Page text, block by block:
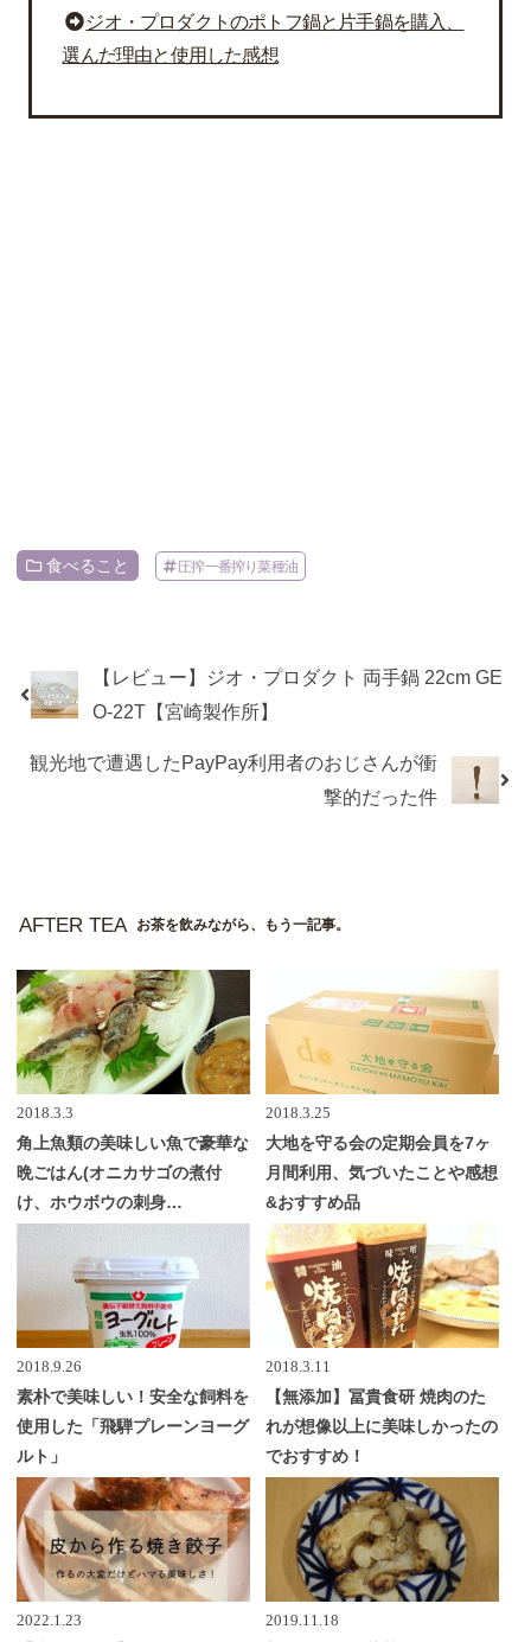
ジオ・プロダクトのポトフ鍋と片手鍋を購入、
選んだ理由と使用した感想
食べること 圧搾一番搾り菜種油
【レビュー】ジオ・プロダクト 両手鍋 22cm GE
O-22T【宮崎製作所】
観光地で遭遇したPayPay利用者のおじさんが衝
撃的だった件
AFTER TEA お茶を飲みながら、もう一記事。
2018.3.3
角上魚類の美味しい魚で豪華な
晩ごはん(オニカサゴの煮付
け、ホウボウの刺身…
2018.3.25
大地を守る会の定期会員を7ヶ
月間利用、気づいたことや感想
&おすすめ品
2018.9.26
素朴で美味しい！安全な飼料を
使用した「飛騨プレーンヨーグ
ルト」
2018.3.11
【無添加】冨貴食研 焼肉のた
れが想像以上に美味しかったの
でおすすめ！
2022.1.23 2019.11.18